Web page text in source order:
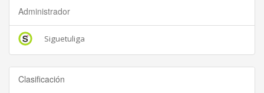
Administrador
Siguetuliga
Clasificación